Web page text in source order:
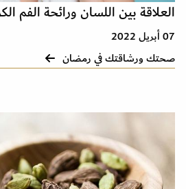
العلاقة بين اللسان ورائحة الفم
07 أبريل 2022
صحتك ورشاقتك في رمضان